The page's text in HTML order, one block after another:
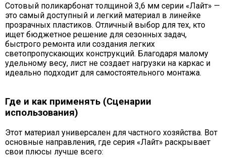
Сотовый поликарбонат толщиной 3,6 мм серии «Лайт» —
это самый доступный и легкий материал в линейке
прозрачных пластиков. Отличный выбор для тех, кто
ищет бюджетное решение для сезонных задач,
быстрого ремонта или создания легких
светопропускающих конструкций. Благодаря малому
удельному весу, лист не создает нагрузки на каркас и
идеально подходит для самостоятельного монтажа.
Где и как применять (Сценарии
использования)
Этот материал универсален для частного хозяйства. Вот
основные направления, где серия «Лайт» раскрывает
свои плюсы лучше всего: